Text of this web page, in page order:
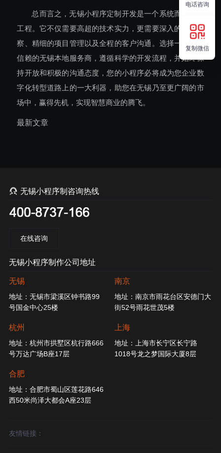
电话咨询
复制微信
总而言之，无锡小程序定制开发是一个系统而精密的
工程。它不仅需要高超的技术实力，更需要深入的行业洞
察、精细的项目管理以及全程的客户沟通。选择一家值得
信赖的无锡本地服务商，遵循科学的开发流程，并始终保
持开放和积极的沟通态度，您的小程序必将成为您企业数
字化转型道路上的一大利器，助您在无锡乃至更广阔的市
场中，赢得先机，实现智慧商业的腾飞。
最新文章
 无锡小程序制咨询热线
在线咨询
无锡小程序制作公司地址
无锡
地址：无锡市梁溪区钟书路99
号国金中心25楼
南京
地址：南京市雨花台区安德门大
街52号雨花世茂5楼
杭州
地址：杭州市拱墅区杭行路666
号万达广场B座17层
上海
地址：上海市长宁区长宁路
1018号龙之梦国际大厦8层
合肥
地址：合肥市蜀山区莲花路646
西50米尚泽大都会A座23层
友情链接：